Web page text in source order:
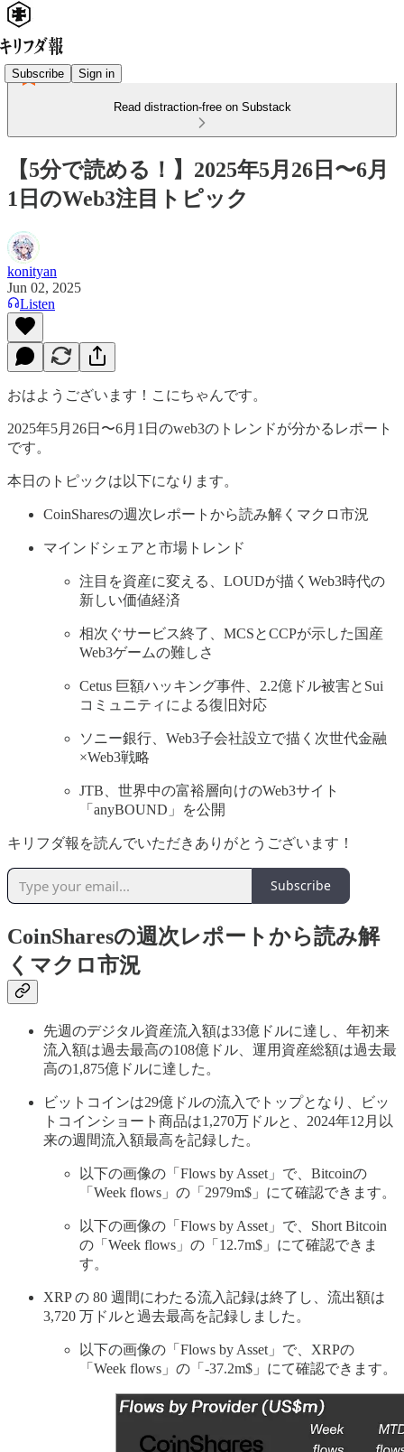
Subscribe Sign in
Read distraction-free on Substack
【5分で読める！】2025年5月26日〜6月
1日のWeb3注目トピック
konityan
Jun 02, 2025
Listen
おはようございます！こにちゃんです。
2025年5月26日〜6月1日のweb3のトレンドが分かるレポート
です。
本日のトピックは以下になります。
CoinSharesの週次レポートから読み解くマクロ市況
マインドシェアと市場トレンド
注目を資産に変える、LOUDが描くWeb3時代の
新しい価値経済
相次ぐサービス終了、MCSとCCPが示した国産
Web3ゲームの難しさ
Cetus 巨額ハッキング事件、2.2億ドル被害とSui
コミュニティによる復旧対応
ソニー銀行、Web3子会社設立で描く次世代金融
×Web3戦略
JTB、世界中の富裕層向けのWeb3サイト
「anyBOUND」を公開
キリフダ報を読んでいただきありがとうございます！
Subscribe
CoinSharesの週次レポートから読み解
くマクロ市況
先週のデジタル資産流入額は33億ドルに達し、年初来
流入額は過去最高の108億ドル、運用資産総額は過去最
高の1,875億ドルに達した。
ビットコインは29億ドルの流入でトップとなり、ビッ
トコインショート商品は1,270万ドルと、2024年12月以
来の週間流入額最高を記録した。
以下の画像の「Flows by Asset」で、Bitcoinの
「Week flows」の「2979m$」にて確認できます。
以下の画像の「Flows by Asset」で、Short Bitcoin
の「Week flows」の「12.7m$」にて確認できま
す。
XRP の 80 週間にわたる流入記録は終了し、流出額は
3,720 万ドルと過去最高を記録しました。
以下の画像の「Flows by Asset」で、XRPの
「Week flows」の「-37.2m$」にて確認できます。